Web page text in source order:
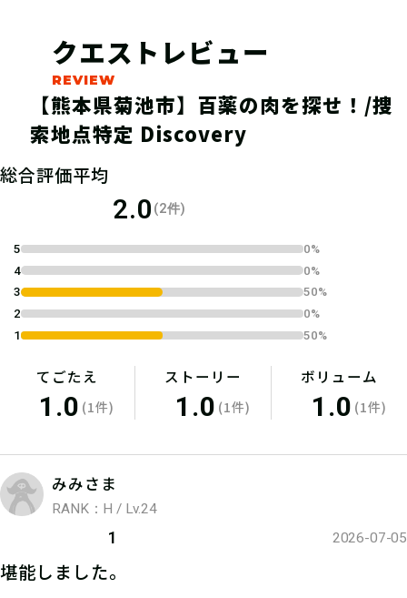
を発見しよう！発見したら、スマート
フォンのGPS機能をONにし、必ず
「その場で」発見報告をしよう！現地
から離れた場所で報告した場合、発見
とはならない事を覚えておこう！
クエストレビュー
【熊本県菊池市】百薬の肉を探せ！/捜
索地点特定 Discovery
総合評価平均
2.0 (2件)
5
0%
4
0%
3
50%
2
0%
1
50%
てごたえ
1.0 (1件)
ストーリー
1.0 (1件)
ボリューム
1.0 (1件)
みみさま
RANK：H / Lv.24
1 2026-07-05
堪能しました。